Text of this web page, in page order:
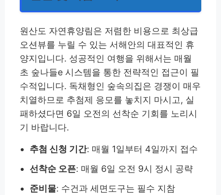
원산도 자연휴양림은 저렴한 비용으로 최상급
오션뷰를 누릴 수 있는 서해안의 대표적인 휴
양지입니다. 성공적인 여행을 위해서는 매월
초 숲나들e 시스템을 통한 전략적인 접근이 필
수적입니다. 독채형인 숲속의집은 경쟁이 매우
치열하므로 추첨제 응모를 놓치지 마시고, 실
패하셨다면 6일 오전의 선착순 기회를 노리시
기 바랍니다.
추첨 신청 기간: 매월 1일부터 4일까지 접수
선착순 오픈: 매월 6일 오전 9시 정시 공략
준비물: 수건과 세면도구는 필수 지참